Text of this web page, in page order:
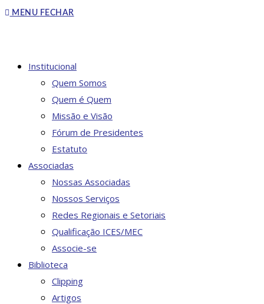
MENU FECHAR
Institucional
Quem Somos
Quem é Quem
Missão e Visão
Fórum de Presidentes
Estatuto
Associadas
Nossas Associadas
Nossos Serviços
Redes Regionais e Setoriais
Qualificação ICES/MEC
Associe-se
Biblioteca
Clipping
Artigos